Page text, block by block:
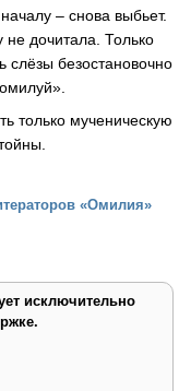
– снова выбьет.
дочитала. Только
безостановочно
только мученическую
«Омилия»
исключительно